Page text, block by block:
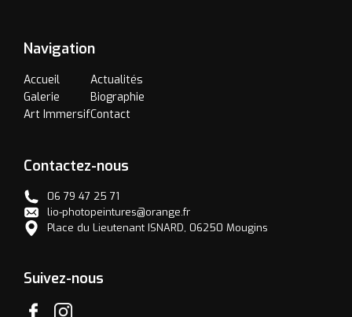
Navigation
Accueil
Galerie
Art Immersif
Actualités
Biographie
Contact
Contactez-nous
06 79 47 25 71
lio-photopeintures@orange.fr
Place du Lieutenant ISNARD, 06250 Mougins
Suivez-nous